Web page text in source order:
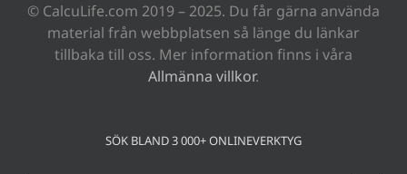
© CalcuLife.com 2019 – 2025. Du får gärna använda
material från webbplatsen så länge du länkar
tillbaka till oss. Mer information finns i våra
Allmänna villkor.
SÖK BLAND 3 000+ ONLINEVERKTYG